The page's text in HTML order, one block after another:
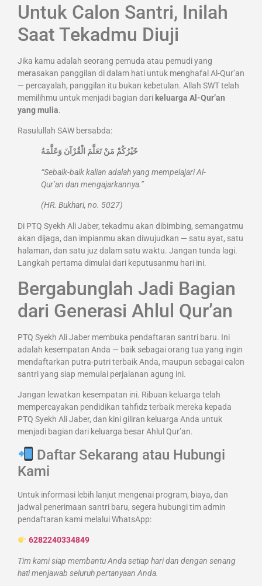
Untuk Calon Santri, Inilah
Saat Tekadmu Diuji
Jika kamu adalah seorang pemuda atau pemudi yang
merasakan panggilan di dalam hati untuk menghafal Al-Qur’an
— percayalah, panggilan itu bukan kebetulan. Allah SWT telah
memilihmu untuk menjadi bagian darikeluarga Al-Qur’an
yang mulia.
Rasulullah SAW bersabda:
خَيْرُكُمْ مَنْ تَعَلَّمَ الْقُرْآنَ وَعَلَّمَهُ
“Sebaik-baik kalian adalah yang mempelajari Al-
Qur’an dan mengajarkannya.”
(HR. Bukhari, no. 5027)
Di PTQ Syekh Ali Jaber, tekadmu akan dibimbing, semangatmu
akan dijaga, dan impianmu akan diwujudkan — satu ayat, satu
halaman, dan satu juz dalam satu waktu. Jangan tunda lagi.
Langkah pertama dimulai dari keputusanmu hari ini.
Bergabunglah Jadi Bagian
dari Generasi Ahlul Qur’an
PTQ Syekh Ali Jaber membuka pendaftaran santri baru. Ini
adalah kesempatan Anda — baik sebagai orang tua yang ingin
mendaftarkan putra-putri terbaik Anda, maupun sebagai calon
santri yang siap memulai perjalanan agung ini.
Jangan lewatkan kesempatan ini. Ribuan keluarga telah
mempercayakan pendidikan tahfidz terbaik mereka kepada
PTQ Syekh Ali Jaber, dan kini giliran keluarga Anda untuk
menjadi bagian dari keluarga besar Ahlul Qur’an.
Daftar Sekarang atau Hubungi
Kami
Untuk informasi lebih lanjut mengenai program, biaya, dan
jadwal penerimaan santri baru, segera hubungi tim admin
pendaftaran kami melalui WhatsApp:
6282240334849
Tim kami siap membantu Anda setiap hari dan dengan senang
hati menjawab seluruh pertanyaan Anda.